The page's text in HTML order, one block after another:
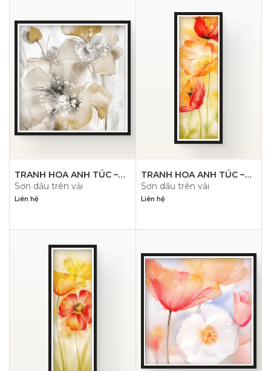
TRANH HOA ANH TÚC –
PN1477
Sơn dầu trên vải
Liên hệ
TRANH HOA ANH TÚC –
PN1476
Sơn dầu trên vải
Liên hệ